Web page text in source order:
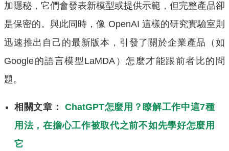
加隱秘，它們會發表新模型或提供示範，但完整產品卻
是保密的。與此同時，像 OpenAI 這樣的研究實驗室則
迅速推出自己的最新版本，引發了關於企業產品（如
Google的語言模型LaMDA）怎麼才能跟前者比的問
題。
相關文章：
ChatGPT怎麼用？瞭解工作中這7種
用法，在擔心工作被取代之前不如先學好怎麼用
它